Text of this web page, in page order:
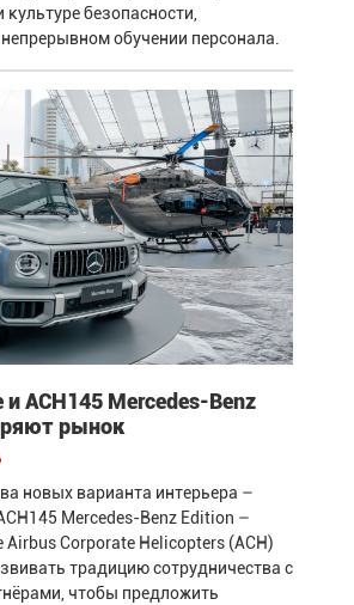
безопасности,
обучении персонала.
и ACH145 Mercedes-Benz
рынок
новых варианта интерьера –
Mercedes-Benz Edition –
Airbus Corporate Helicopters (ACH)
традицию сотрудничества с
чтобы предложить